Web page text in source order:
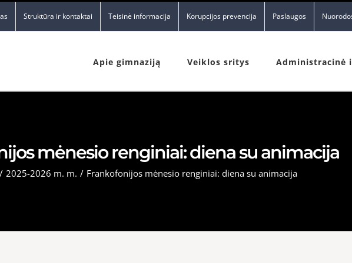
Struktūra ir kontaktai Teisinė informacija Korupcijos prevencija Paslaugos
Apie gimnaziją Veiklos sritys Administracinė
mėnesio renginiai: diena su animacija
/ 2025-2026 m. m. / Frankofonijos mėnesio renginiai: diena su animacija